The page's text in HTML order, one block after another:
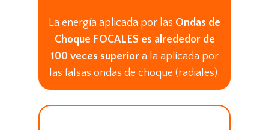
La energía aplicada por las Ondas de
Choque FOCALES es alrededor de
100 veces superior a la aplicada por
las falsas ondas de choque (radiales).